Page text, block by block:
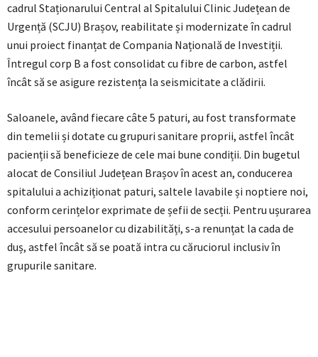
cadrul Staționarului Central al Spitalului Clinic Județean de
Urgență (SCJU) Brașov, reabilitate și modernizate în cadrul
unui proiect finanțat de Compania Națională de Investiții.
Întregul corp B a fost consolidat cu fibre de carbon, astfel
încât să se asigure rezistența la seismicitate a clădirii.
Saloanele, având fiecare câte 5 paturi, au fost transformate
din temelii și dotate cu grupuri sanitare proprii, astfel încât
pacienții să beneficieze de cele mai bune condiții. Din bugetul
alocat de Consiliul Județean Brașov în acest an, conducerea
spitalului a achiziționat paturi, saltele lavabile și noptiere noi,
conform cerințelor exprimate de șefii de secții. Pentru ușurarea
accesului persoanelor cu dizabilități, s-a renunțat la cada de
duș, astfel încât să se poată intra cu căruciorul inclusiv în
grupurile sanitare.